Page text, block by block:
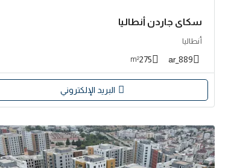
سكاي جاردن أنطاليا
أنطاليا
889_ar
275
m²
البريد الإلكتروني